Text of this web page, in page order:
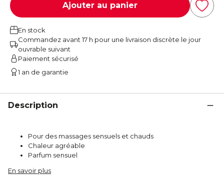
Ajouter au panier
En stock
Commandez avant 17 h pour une livraison discrète le jour
ouvrable suivant
Paiement sécurisé
1 an de garantie
Description
Pour des massages sensuels et chauds
Chaleur agréable
Parfum sensuel
En savoir plus